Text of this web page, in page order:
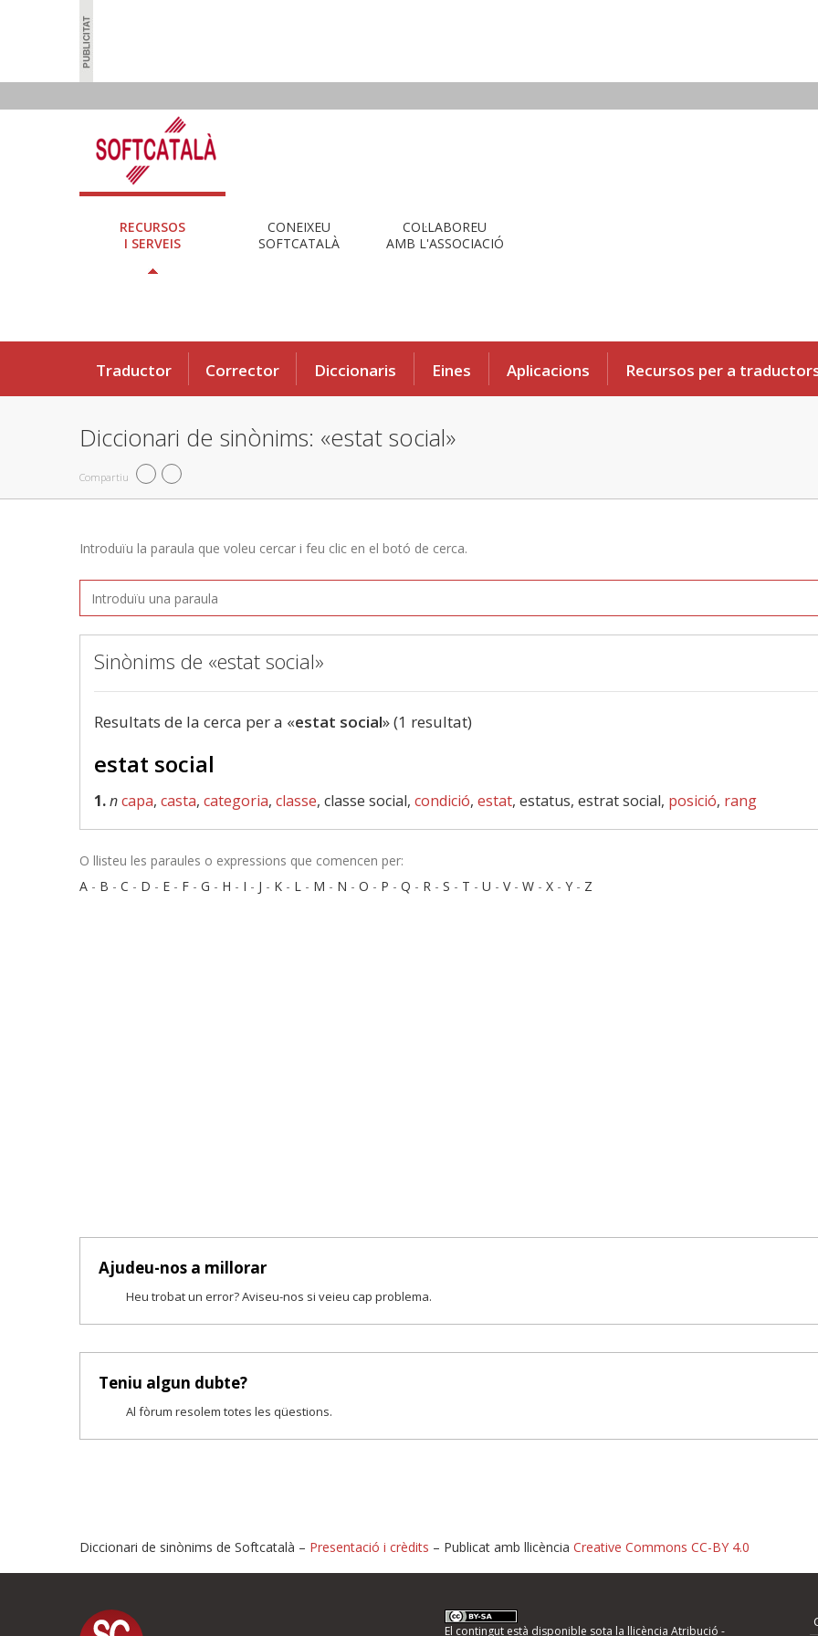
RECURSOS
I SERVEIS
CONEIXEU
SOFTCATALÀ
COL·LABOREU
AMB L'ASSOCIACIÓ
Traductor Corrector Diccionaris Eines Aplicacions Recursos per a
Diccionari de sinònims: «estat social»
Compartiu
Introduïu la paraula que voleu cercar i feu clic en el botó de cerca.
Sinònims de «estat social»
Resultats de la cerca per a «estat social» (1 resultat)
estat social
1.ncapa, casta, categoria, classe, classe social, condició, estat, estatus, estrat social, posició, rang
O llisteu les paraules o expressions que comencen per:
A - B - C - D - E - F - G - H - I - J - K - L - M - N - O - P - Q - R - S - T - U - V- W - X - Y - Z
Ajudeu-nos a millorar
Heu trobat un error? Aviseu-nos si veieu cap problema.
Teniu algun dubte?
Al fòrum resolem totes les qüestions.
Proposeu-nos millores o informeu d'errors
Diccionari de sinònims de Softcatalà – Presentació i crèdits – Publicat amb llicència Creative Commons CC-BY 4.0
El contingut està disponible sota la llicència Atribució -